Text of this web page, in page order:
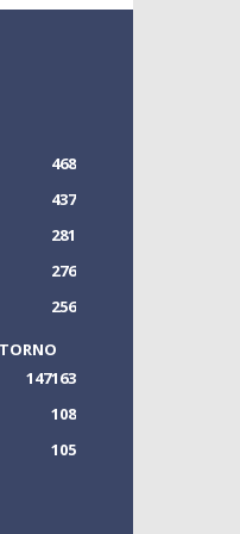
468
437
281
276
256
163
147
108
105